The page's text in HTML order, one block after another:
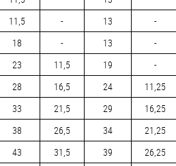
11,5 - 13 -
18 - 13 -
23 11,5 19 -
28 16,5 24 11,25
33 21,5 29 16,25
38 26,5 34 21,25
43 31,5 39 26,25